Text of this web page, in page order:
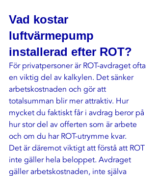
Vad kostar
luftvärmepump
installerad efter ROT?
För privatpersoner är ROT-avdraget ofta
en viktig del av kalkylen. Det sänker
arbetskostnaden och gör att
totalsumman blir mer attraktiv. Hur
mycket du faktiskt får i avdrag beror på
hur stor del av offerten som är arbete
och om du har ROT-utrymme kvar.
Det är däremot viktigt att förstå att ROT
inte gäller hela beloppet. Avdraget
gäller arbetskostnaden, inte själva